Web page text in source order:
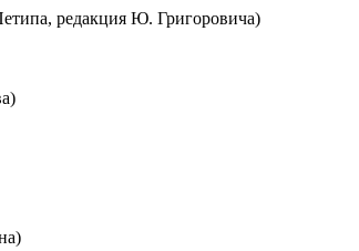
редакция Ю. Григоровича)